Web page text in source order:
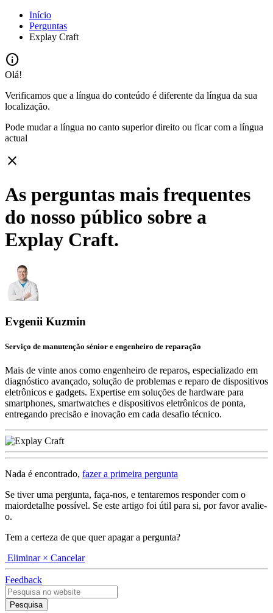
Início
Perguntas
Explay Craft
info
Olá!
Verificamos que a língua do conteúdo é diferente da língua da sua
localização.
Pode mudar a língua no canto superior direito ou ficar com a língua
actual
close
As perguntas mais frequentes
do nosso público sobre a
Explay Craft.
Evgenii Kuzmin
Serviço de manutenção sénior e engenheiro de reparação
Mais de vinte anos como engenheiro de reparos, especializado em
diagnóstico avançado, solução de problemas e reparo de dispositivos
eletrônicos e gadgets. Expertise em soluções de hardware para
smartphones, smartwatches e dispositivos eletrônicos de ponta,
entregando precisão e inovação em cada desafio técnico.
Nada é encontrado, fazer a primeira pergunta
Se tiver uma pergunta, faça-nos, e tentaremos responder com o
maiordetalhe possível. Se este artigo foi útil para si, por favor avalie-
o.
Tem a certeza de que quer apagar a pergunta?
Eliminar × Cancelar
Feedback